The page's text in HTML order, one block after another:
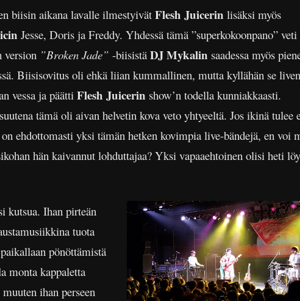
biisin aikana lavalle ilmestyivät Flesh Juicerin lisäksi myös
Jesse, Doris ja Freddy. Yhdessä tämä ”superkokoonpano”
version ”Broken Jade” -biisistäDJ Mykalin saadessa myös
Biisisovitus oli ehkä liian kummallinen, mutta kyllähän se
vessa ja päätti Flesh Juicerin show’n todella kunniakkaasti.
tämä oli aivan helvetin kova veto yhtyeeltä. Jos ikinä tulee
ehdottomasti yksi tämän hetken kovimpia live-bändejä, en voi
hän kaivannut lohduttajaa? Yksi vapaaehtoinen olisi heti
kutsua. Ihan pirteän
tuota
pönöttämistä
monta kappaletta
ihan perseen